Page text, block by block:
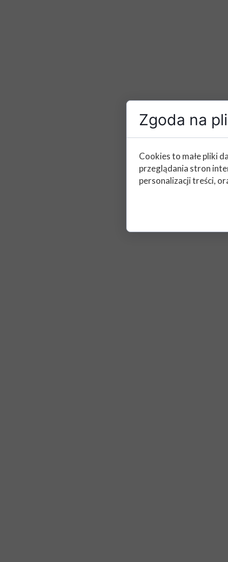
Zgoda na
Cookies to małe pliki
przeglądania stron
personalizacji treści,